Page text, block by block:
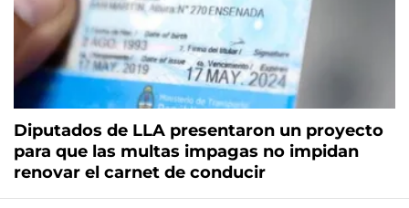
Diputados de LLA presentaron un proyecto
para que las multas impagas no impidan
renovar el carnet de conducir